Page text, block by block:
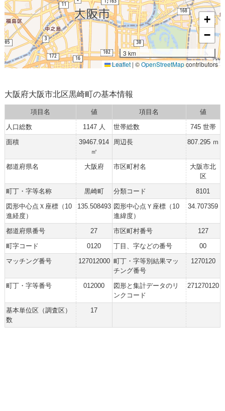
+
−
3 km
Leaflet| ©OpenStreetMapcontributors
大阪府大阪市北区黒崎町の基本情報
項目名 値 項目名
値
人口総数
1147 人 世帯総数
745 世帯
面積
39467.914
㎡
周辺長 807.295 ｍ
都道府県名 大阪府 市区町村名
大阪市北
区
町丁・字等名称
黒崎町 分類コード
8101
図形中心点Ｘ座標（10
進経度）
135.508493 図形中心点Ｙ座標（10
進緯度）
34.707359
都道府県番号 27 市区町村番号
127
町字コード
0120 丁目、字などの番号
00
マッチング番号
127012000 町丁・字等別結果マッ
チング番号
1270120
町丁・字等番号 012000
図形と集計データのリ
ンクコード
271270120
基本単位区（調査区）
数
17